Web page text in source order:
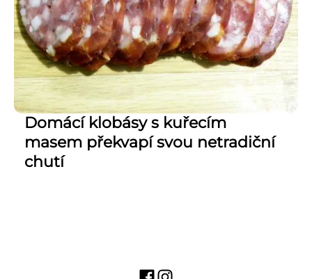
Domácí klobásy s kuřecím
masem překvapí svou netradiční
chutí